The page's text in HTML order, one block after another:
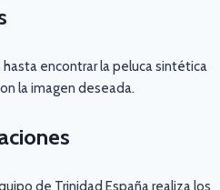
encontrar la peluca sintética
la imagen deseada.
de Trinidad España realiza los